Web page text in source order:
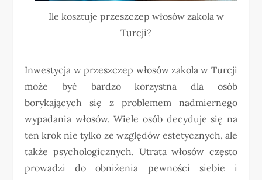
Ile kosztuje przeszczep włosów zakola w
Turcji?
Inwestycja w przeszczep włosów zakola w Turcji
może być bardzo korzystna dla osób
borykających się z problemem nadmiernego
wypadania włosów. Wiele osób decyduje się na
ten krok nie tylko ze względów estetycznych, ale
także psychologicznych. Utrata włosów często
prowadzi do obniżenia pewności siebie i